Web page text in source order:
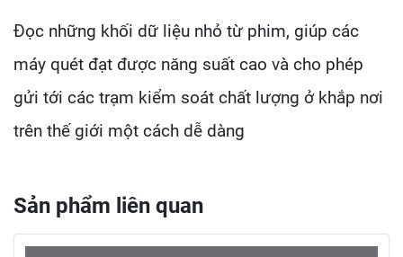
Đọc những khối dữ liệu nhỏ từ phim, giúp các
máy quét đạt được năng suất cao và cho phép
gửi tới các trạm kiểm soát chất lượng ở khắp nơi
trên thế giới một cách dễ dàng
Sản phẩm liên quan